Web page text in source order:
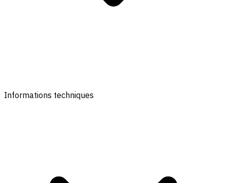
Informations techniques